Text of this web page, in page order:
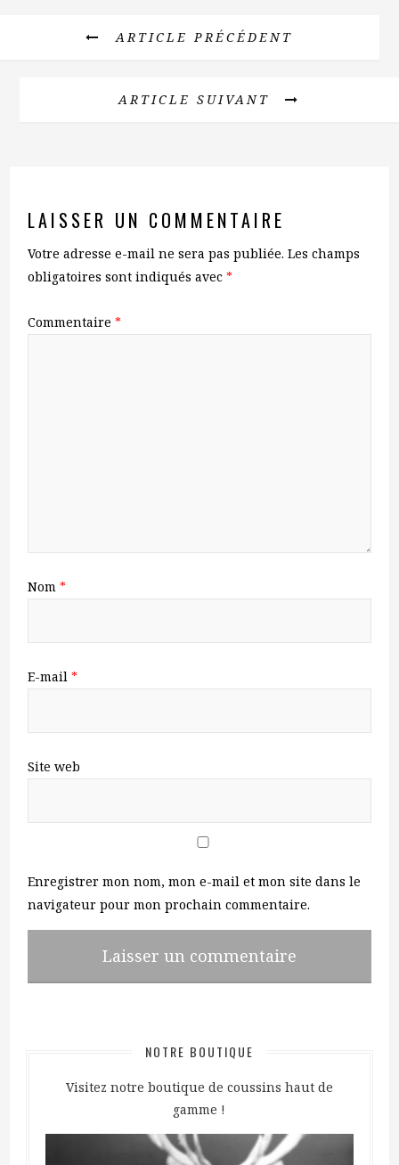
ARTICLE PRÉCÉDENT
ARTICLE SUIVANT
LAISSER UN COMMENTAIRE
Votre adresse e-mail ne sera pas publiée. Les champs
obligatoires sont indiqués avec*
Commentaire*
Nom*
E-mail*
Site web
Enregistrer mon nom, mon e-mail et mon site dans le
navigateur pour mon prochain commentaire.
NOTRE BOUTIQUE
Visitez notre boutique de coussins haut de
gamme !